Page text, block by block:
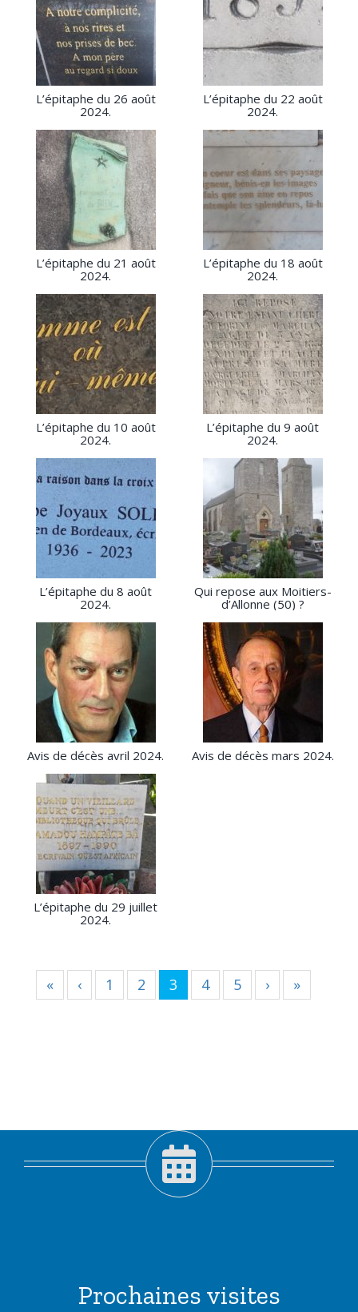
L’épitaphe du 26 août
2024.
L’épitaphe du 22 août
2024.
L’épitaphe du 21 août
2024.
L’épitaphe du 18 août
2024.
L’épitaphe du 10 août
2024.
L’épitaphe du 9 août
2024.
L’épitaphe du 8 août
2024.
Qui repose aux Moitiers-
d’Allonne (50) ?
Avis de décès avril 2024. Avis de décès mars 2024.
L’épitaphe du 29 juillet
2024.
« ‹ 1 2 3 4 5 › »
Prochaines visites